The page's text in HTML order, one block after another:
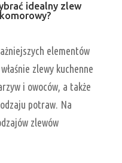
idealny zlew
elementów
zlewy kuchenne
i owoców, a także
potraw. Na
zlewów